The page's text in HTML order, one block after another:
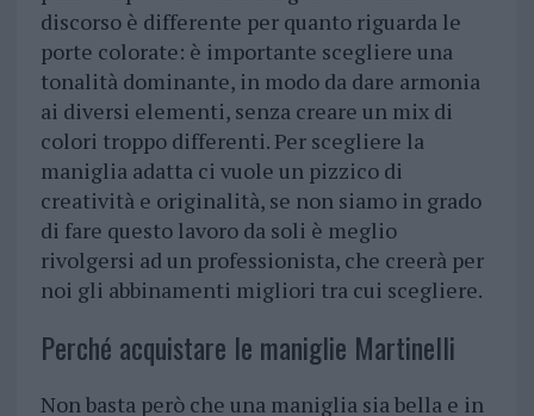
discorso è differente per quanto riguarda le
porte colorate: è importante scegliere una
tonalità dominante, in modo da dare armonia
ai diversi elementi, senza creare un mix di
colori troppo differenti. Per scegliere la
maniglia adatta ci vuole un pizzico di
creatività e originalità, se non siamo in grado
di fare questo lavoro da soli è meglio
rivolgersi ad un professionista, che creerà per
noi gli abbinamenti migliori tra cui scegliere.
Perché acquistare le maniglie Martinelli
Non basta però che una maniglia sia bella e in